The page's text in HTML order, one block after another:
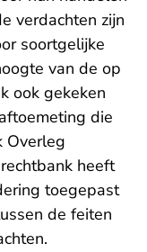
verdachten zijn
soortgelijke
van de op
ook gekeken
die
Overleg
heeft
toegepast
de feiten